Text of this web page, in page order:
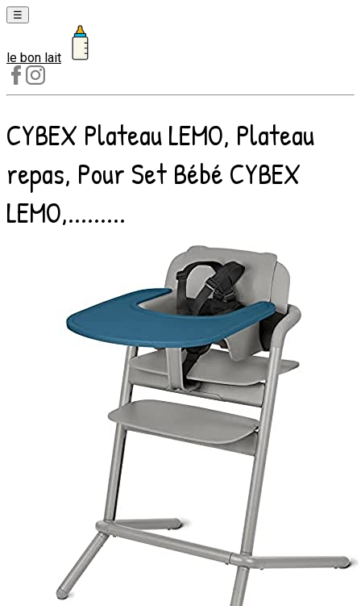
☰
Laits
1er
âge
Laits
2e
âge
Laits
de
le bon lait
CYBEX Plateau LEMO, Plateau
repas, Pour Set Bébé CYBEX
LEMO,.........